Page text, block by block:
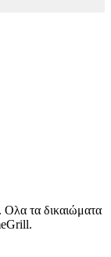
. Ολα τα δικαιώματα